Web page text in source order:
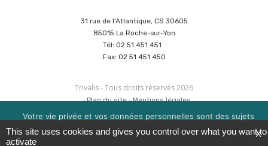
31 rue de l'Atlantique, CS 30605
85015 La Roche-sur-Yon
Tél: 02 51 451 451
Fax: 02 51 451 450
Trivalis - Tous droits réservés 2026
Plan du site
Mentions légales
Politique de sécurité des données
Cookies
Réalisation :Agence CUBE&Hypaepa
Votre vie privée et vos données personnelles sont des sujets
importants pour nous. Consultez notre politique de
confidentialité pour en savoir plus. Nous utilisons des cookies
X
This site uses cookies and gives you control over what you want to
activate